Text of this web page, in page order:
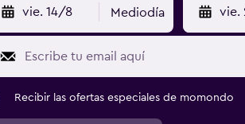
vie. 14/8 Mediodía vie.
Recibir las ofertas especiales de momondo